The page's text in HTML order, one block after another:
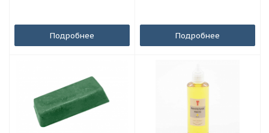
Подробнее Подробнее